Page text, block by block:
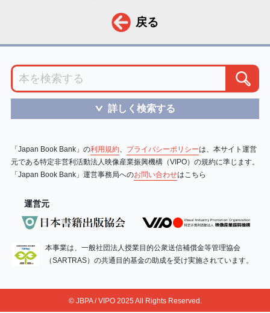
戻る
＞ 詳しく検索する
「Japan Book Bank」の利用規約、 プライバシーポリシーは、本サイト運営
元である特定非営利活動法人映像産業振興機構（VIPO）の規約に準じます。
「Japan Book Bank」運営事務局へのお問い合わせはこちら
運営元
本事業は、一般社団法人授業目的公衆送信補償金等管理協会
（SARTRAS）の共通目的基金の助成を受け実施されています。
© JBPA / VIPO 2025 All Rights Reserved.